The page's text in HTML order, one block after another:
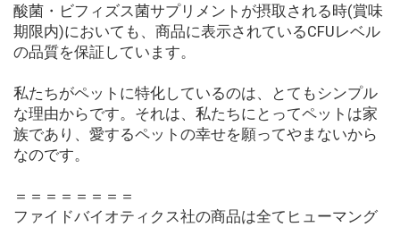
酸菌・ビフィズス菌サプリメントが摂取される時(賞味
期限内)においても、商品に表示されているCFUレベル
の品質を保証しています。
私たちがペットに特化しているのは、とてもシンプル
な理由からです。それは、私たちにとってペットは家
族であり、愛するペットの幸せを願ってやまないから
なのです。
＝＝＝＝＝＝＝＝
ファイドバイオティクス社の商品は全てヒューマング